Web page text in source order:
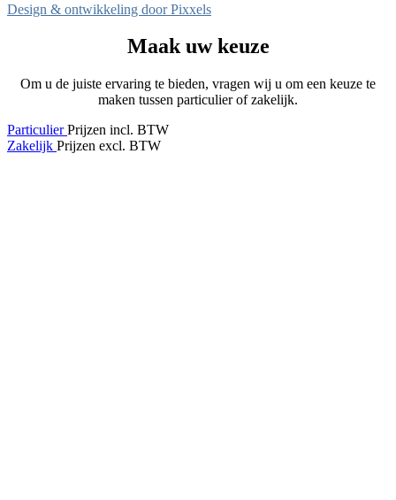
Design & ontwikkeling door Pixxels
Maak uw keuze
Om u de juiste ervaring te bieden, vragen wij u om een keuze te
maken tussen particulier of zakelijk.
ParticulierPrijzen incl. BTW
Zakelijk Prijzen excl. BTW